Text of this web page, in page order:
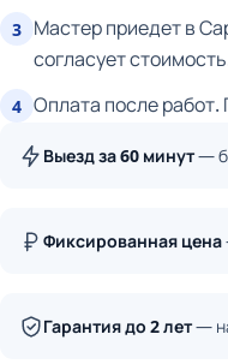
3 Мастер приедет в
согласует
4 Оплата после работ.
Выезд за 60 минут—
Фиксированная цена
Гарантия до 2 лет—